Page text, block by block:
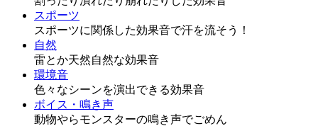
スポーツ
スポーツに関係した効果音で汗を流そう！
自然
雷とか天然自然な効果音
環境音
色々なシーンを演出できる効果音
ボイス・鳴き声
動物やらモンスターの鳴き声でごめん